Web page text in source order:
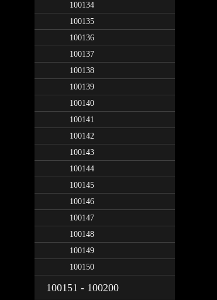
100134
100135
100136
100137
100138
100139
100140
100141
100142
100143
100144
100145
100146
100147
100148
100149
100150
100151 - 100200